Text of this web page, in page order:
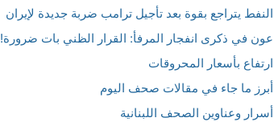
النفط يتراجع بقوة بعد تأجيل ترامب ضربة جديدة لإيران
عون في ذكرى انفجار المرفأ: القرار الظني بات ضرورة!
ارتفاع بأسعار المحروقات
أبرز ما جاء في مقالات صحف اليوم
أسرار وعناوين الصحف اللبنانية